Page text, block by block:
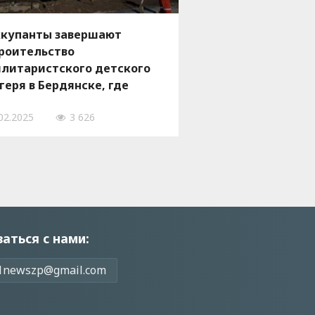
завершают
детского
в Бердянске, где
делу, — ФОТО
3 626
с нами: